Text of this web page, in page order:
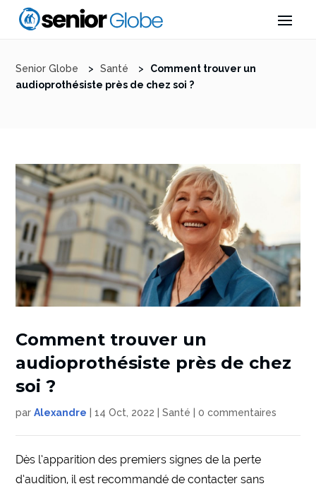
Senior Globe > Santé >
Comment trouver un
audioprothésiste près de chez soi ?
Comment trouver un
audioprothésiste près de chez
soi ?
parAlexandre |14 Oct, 2022 |Santé |0 commentaires
Dès l’apparition des premiers signes de la perte
d’audition, il est recommandé de contacter sans